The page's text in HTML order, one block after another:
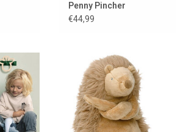
Penny Pincher
€44,99